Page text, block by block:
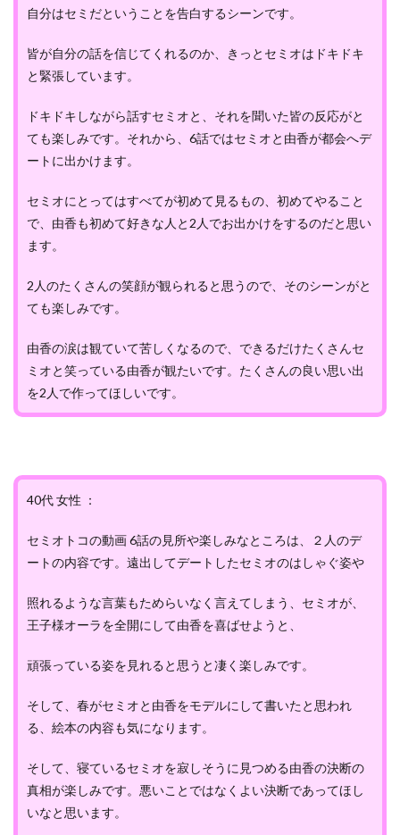
自分はセミだということを告白するシーンです。
皆が自分の話を信じてくれるのか、きっとセミオはドキドキ
と緊張しています。
ドキドキしながら話すセミオと、それを聞いた皆の反応がと
ても楽しみです。それから、6話ではセミオと由香が都会へデ
ートに出かけます。
セミオにとってはすべてが初めて見るもの、初めてやること
で、由香も初めて好きな人と2人でお出かけをするのだと思い
ます。
2人のたくさんの笑顔が観られると思うので、そのシーンがと
ても楽しみです。
由香の涙は観ていて苦しくなるので、できるだけたくさんセ
ミオと笑っている由香が観たいです。たくさんの良い思い出
を2人で作ってほしいです。
40代 女性 ：
セミオトコの動画 6話の見所や楽しみなところは、２人のデ
ートの内容です。遠出してデートしたセミオのはしゃぐ姿や
照れるような言葉もためらいなく言えてしまう、セミオが、
王子様オーラを全開にして由香を喜ばせようと、
頑張っている姿を見れると思うと凄く楽しみです。
そして、春がセミオと由香をモデルにして書いたと思われ
る、絵本の内容も気になります。
そして、寝ているセミオを寂しそうに見つめる由香の決断の
真相が楽しみです。悪いことではなくよい決断であってほし
いなと思います。